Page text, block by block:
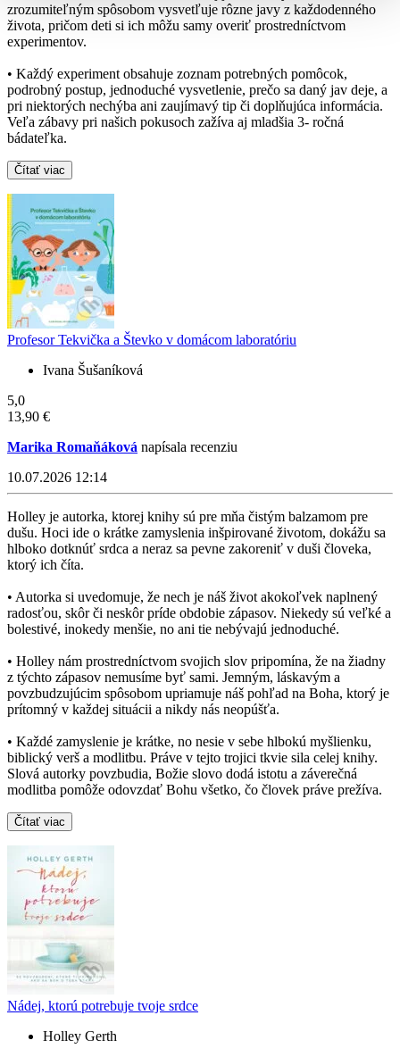
zrozumiteľným spôsobom vysvetľuje rôzne javy z každodenného
života, pričom deti si ich môžu samy overiť prostredníctvom
experimentov.
• Každý experiment obsahuje zoznam potrebných pomôcok,
podrobný postup, jednoduché vysvetlenie, prečo sa daný jav deje, a
pri niektorých nechýba ani zaujímavý tip či doplňujúca informácia.
Veľa zábavy pri našich pokusoch zažíva aj mladšia 3- ročná
bádateľka.
Čítať viac
Profesor Tekvička a Števko v domácom laboratóriu
Ivana Šušaníková
5,0
13,90 €
Marika Romaňáková napísala recenziu
10.07.2026 12:14
Holley je autorka, ktorej knihy sú pre mňa čistým balzamom pre
dušu. Hoci ide o krátke zamyslenia inšpirované životom, dokážu sa
hlboko dotknúť srdca a neraz sa pevne zakoreniť v duši človeka,
ktorý ich číta.
• Autorka si uvedomuje, že nech je náš život akokoľvek naplnený
radosťou, skôr či neskôr príde obdobie zápasov. Niekedy sú veľké a
bolestivé, inokedy menšie, no ani tie nebývajú jednoduché.
• Holley nám prostredníctvom svojich slov pripomína, že na žiadny
z týchto zápasov nemusíme byť sami. Jemným, láskavým a
povzbudzujúcim spôsobom upriamuje náš pohľad na Boha, ktorý je
prítomný v každej situácii a nikdy nás neopúšťa.
• Každé zamyslenie je krátke, no nesie v sebe hlbokú myšlienku,
biblický verš a modlitbu. Práve v tejto trojici tkvie sila celej knihy.
Slová autorky povzbudia, Božie slovo dodá istotu a záverečná
modlitba pomôže odovzdať Bohu všetko, čo človek práve prežíva.
Čítať viac
Nádej, ktorú potrebuje tvoje srdce
Holley Gerth